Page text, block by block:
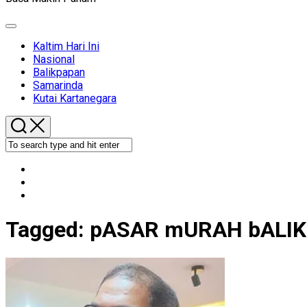
Expand
Kaltim Hari Ini
Nasional
Balikpapan
Samarinda
Kutai Kartanegara
Tagged: pASAR mURAH